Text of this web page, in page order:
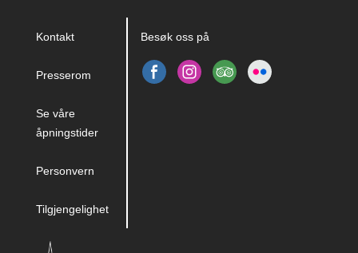
Kontakt
Presserom
Se våre
åpningstider
Personvern
Tilgjengelighet
Besøk oss på